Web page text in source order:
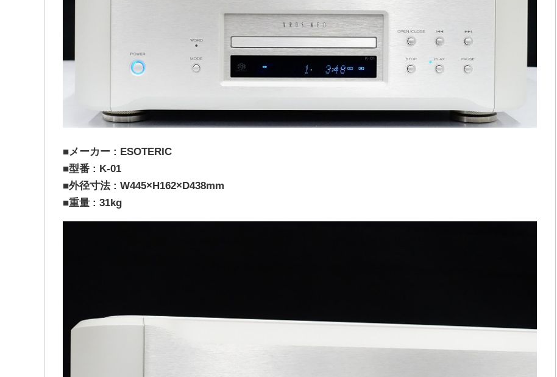
■メーカー : ESOTERIC
■型番 : K-01
■外径寸法 : W445×H162×D438mm
■重量 : 31kg